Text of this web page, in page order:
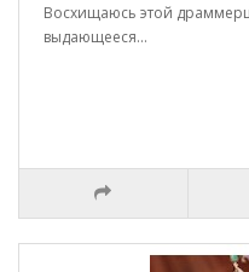
Восхищаюсь этой
выдающееся...